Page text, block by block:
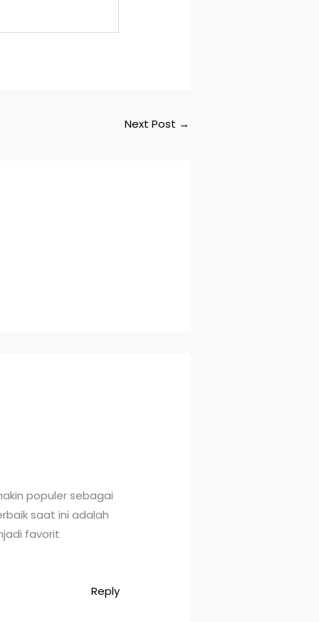
Next Post →
populer sebagai
saat ini adalah
favorit
Reply